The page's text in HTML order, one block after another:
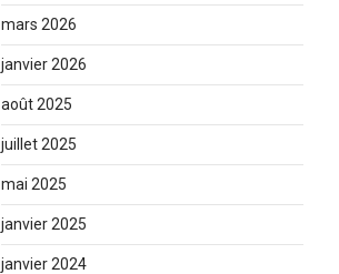
mars 2026
janvier 2026
août 2025
juillet 2025
mai 2025
janvier 2025
janvier 2024